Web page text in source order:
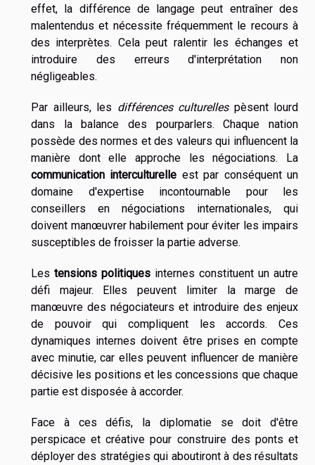
effet, la différence de langage peut entraîner des
malentendus et nécessite fréquemment le recours à
des interprètes. Cela peut ralentir les échanges et
introduire des erreurs d'interprétation non
négligeables.
Par ailleurs, les différences culturellespèsent lourd
dans la balance des pourparlers. Chaque nation
possède des normes et des valeurs qui influencent la
manière dont elle approche les négociations. La
communication interculturelle est par conséquent un
domaine d'expertise incontournable pour les
conseillers en négociations internationales, qui
doivent manœuvrer habilement pour éviter les impairs
susceptibles de froisser la partie adverse.
Les tensions politiques internes constituent un autre
défi majeur. Elles peuvent limiter la marge de
manœuvre des négociateurs et introduire des enjeux
de pouvoir qui compliquent les accords. Ces
dynamiques internes doivent être prises en compte
avec minutie, car elles peuvent influencer de manière
décisive les positions et les concessions que chaque
partie est disposée à accorder.
Face à ces défis, la diplomatie se doit d'être
perspicace et créative pour construire des ponts et
déployer des stratégies qui aboutiront à des résultats